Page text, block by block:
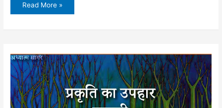
स्वामी
प्रसंग
Read More »